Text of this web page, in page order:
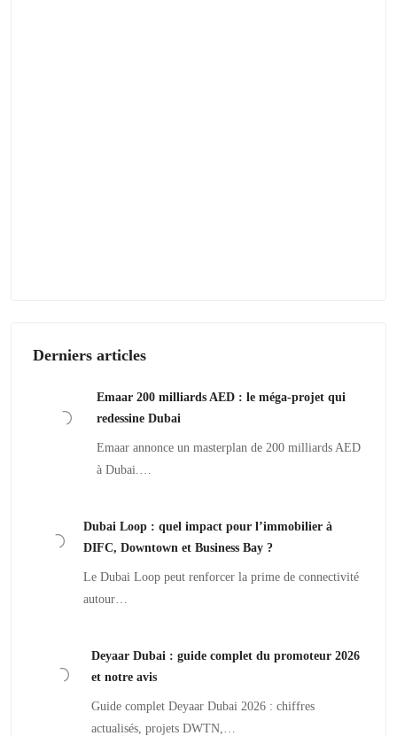
Derniers articles
Emaar 200 milliards AED : le méga-projet qui
redessine Dubai
Emaar annonce un masterplan de 200 milliards AED
à Dubai.…
Dubai Loop : quel impact pour l’immobilier à
DIFC, Downtown et Business Bay ?
Le Dubai Loop peut renforcer la prime de connectivité
autour…
Deyaar Dubai : guide complet du promoteur 2026
et notre avis
Guide complet Deyaar Dubai 2026 : chiffres
actualisés, projets DWTN,…